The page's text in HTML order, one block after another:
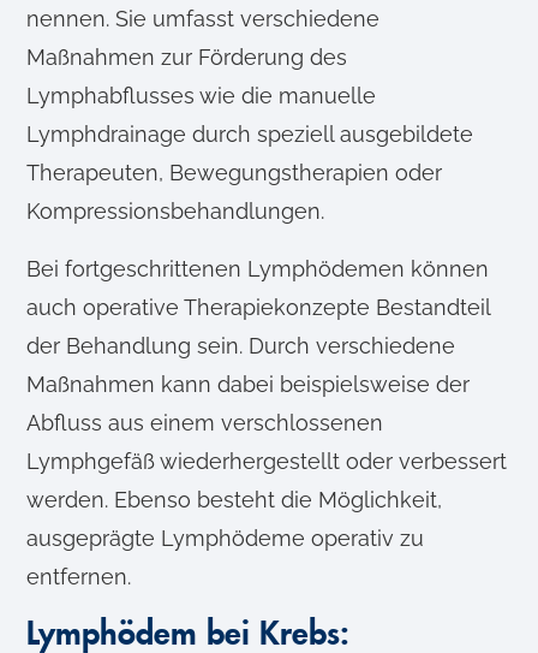
a
nennen. Sie umfasst verschiedene
Maßnahmen zur Förderung des
Lymphabflusses wie die manuelle
Lymphdrainage durch speziell ausgebildete
Therapeuten, Bewegungstherapien oder
Kompressionsbehandlungen.
Bei fortgeschrittenen Lymphödemen können
auch operative Therapiekonzepte Bestandteil
der Behandlung sein. Durch verschiedene
Maßnahmen kann dabei beispielsweise der
Abfluss aus einem verschlossenen
Lymphgefäß wiederhergestellt oder verbessert
werden. Ebenso besteht die Möglichkeit,
ausgeprägte Lymphödeme operativ zu
entfernen.
Lymphödem bei Krebs: